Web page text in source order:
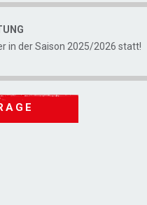
in der Saison 2025/2026 statt!